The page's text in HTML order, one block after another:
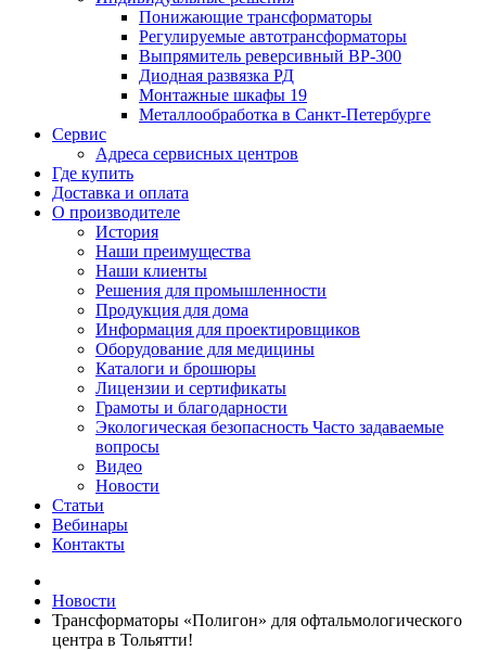
Понижающие трансформаторы
Регулируемые автотрансформаторы
Выпрямитель реверсивный ВР-300
Диодная развязка РД
Монтажные шкафы 19
Металлообработка в Санкт-Петербурге
Сервис
Адреса сервисных центров
Где купить
Доставка и оплата
О производителе
История
Наши преимущества
Наши клиенты
Решения для промышленности
Продукция для дома
Информация для проектировщиков
Оборудование для медицины
Каталоги и брошюры
Лицензии и сертификаты
Грамоты и благодарности
Экологическая безопасность Часто задаваемые
вопросы
Видео
Новости
Статьи
Вебинары
Контакты
Новости
Трансформаторы «Полигон» для офтальмологического
центра в Тольятти!